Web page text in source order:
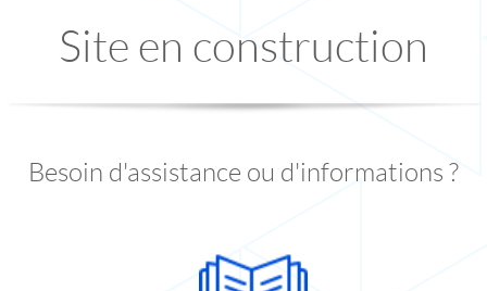
Site en construction
Besoin d'assistance ou d'informations ?